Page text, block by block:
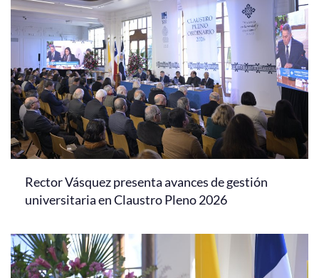
Rector Vásquez presenta avances de gestión
universitaria en Claustro Pleno 2026